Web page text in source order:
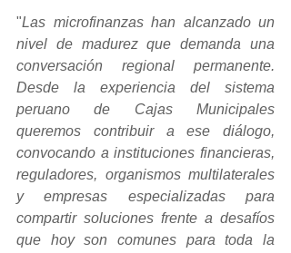
"Las microfinanzas han alcanzado un
nivel de madurez que demanda una
conversación regional permanente.
Desde la experiencia del sistema
peruano de Cajas Municipales
queremos contribuir a ese diálogo,
convocando a instituciones financieras,
reguladores, organismos multilaterales
y empresas especializadas para
compartir soluciones frente a desafíos
que hoy son comunes para toda la